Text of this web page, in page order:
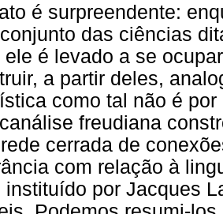
é surpreendente:
das ciências
ele é levado a se
a partir deles,
como tal não é
freudiana
cerrada de
com relação à
instituído por Jacques